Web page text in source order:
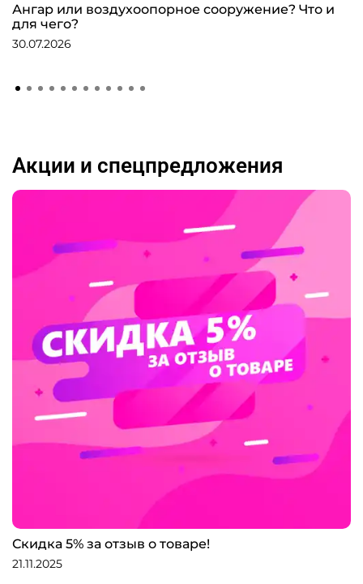
Ангар или воздухоопорное сооружение? Что и
для чего?
30.07.2026
Акции и спецпредложения
Скидка 5% за отзыв о товаре!
21.11.2025